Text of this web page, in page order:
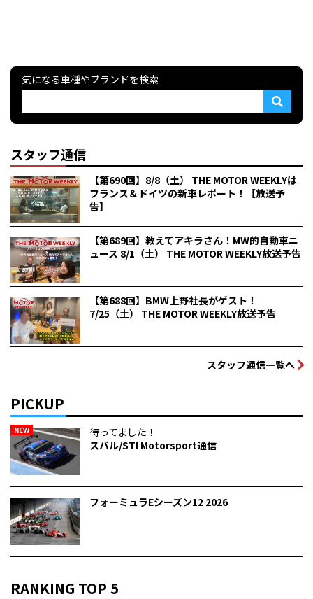
気になる車種やブランドを検索
スタッフ通信
【第690回】8/8（土） THE MOTOR WEEKLYは
フランス＆ドイツの新車レポート！【放送予
告】
【第689回】教えてアキラさん！MW的自動車ニ
ュース 8/1（土） THE MOTOR WEEKLY放送予告
【第688回】BMW上野社長がゲスト！
7/25（土） THE MOTOR WEEKLY放送予告
スタッフ通信一覧へ
PICKUP
NEW
待ってました！
スバル/STI Motorsport通信
フォーミュラEシーズン12 2026
RANKING TOP 5